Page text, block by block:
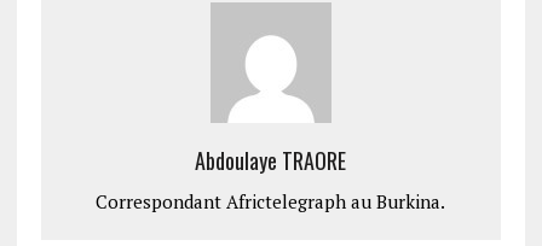
Abdoulaye TRAORE
Correspondant Africtelegraph au Burkina.